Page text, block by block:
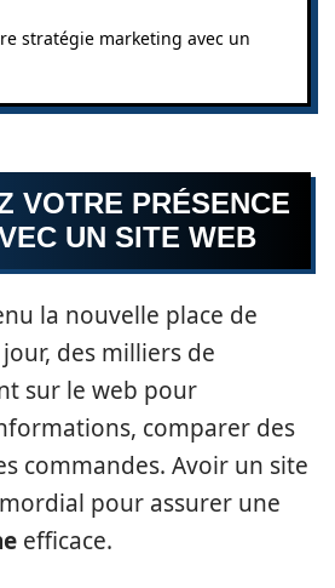
stratégie marketing avec un
VOTRE PRÉSENCE
UN SITE WEB
la nouvelle place de
des milliers de
sur le web pour
comparer des
commandes. Avoir un site
pour assurer une
efficace.